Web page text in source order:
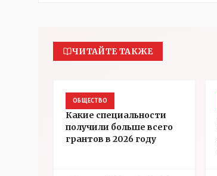
ЧИТАЙТЕ ТАКЖЕ
ОБЩЕСТВО
Какие специальности
получили больше всего
грантов в 2026 году